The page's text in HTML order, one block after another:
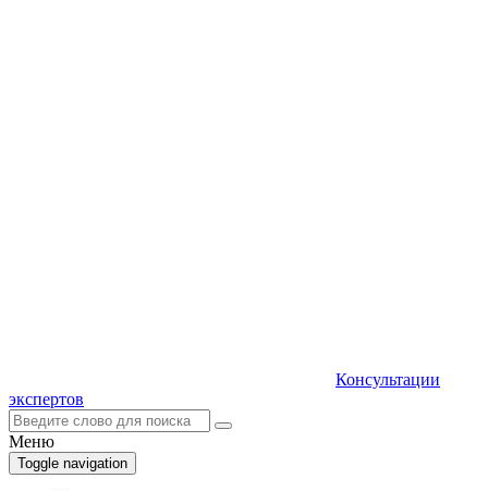
Консультации
экспертов
Меню
Toggle navigation